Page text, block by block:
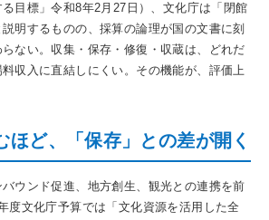
目標」令和8年2月27日）、文化庁は「閉館
明するものの、採算の論理が国の文書に刻
ない。収集・保存・修復・収蔵は、どれだ
収入に直結しにくい。その機能が、評価上
ほど、「保存」との差が開く
ウンド促進、地方創生、観光との連携を前
度文化庁予算では「文化資源を活用した全